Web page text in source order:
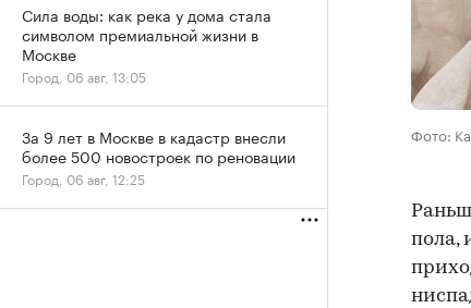
Фото:
пола,
Сила воды: как река у дома стала
символом премиальной жизни в
Москве
Город, 06 авг, 13:05
За 9 лет в Москве в кадастр внесли
более 500 новостроек по реновации
Город, 06 авг, 12:25